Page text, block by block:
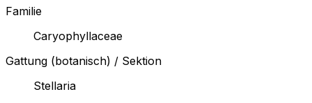
Familie
Caryophyllaceae
Gattung (botanisch) / Sektion
Stellaria